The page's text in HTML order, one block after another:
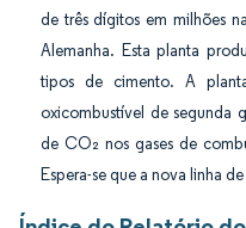
de três dígitos em milhões
Alemanha. Esta planta
tipos de cimento. A
oxicombustível de segunda
de CO₂ nos gases de
Espera-se que a nova linha